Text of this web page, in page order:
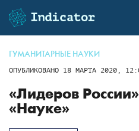
ГУМАНИТАРНЫЕ НАУКИ
ОПУБЛИКОВАНО 18 МАРТА 2020,
«Лидеров
«Науке»